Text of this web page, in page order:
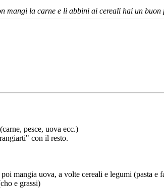
mangi la carne e li abbini ai cereali hai un buon
pesce, uova ecc.)
con il resto.
mangia uova, a volte cereali e legumi (pasta e
e grassi)